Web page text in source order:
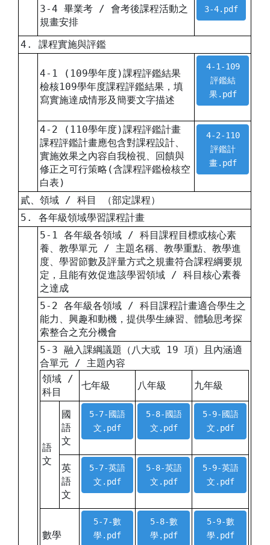
3-4 畢業考 / 會考後課程活動之
規畫安排
3-4.pdf
4. 課程實施與評鑑
4-1 (109學年度)課程評鑑結果
檢核109學年度課程評鑑結果，填
寫實施達成情形及簡要文字描述
4-1-109
評鑑結
果.pdf
4-2 (110學年度)課程評鑑計畫
課程評鑑計畫應包含對課程設計、
實施效果之內容自我檢視、回饋與
修正之可行策略(含課程評鑑檢核空
白表)
4-2-110
評鑑計
畫.pdf
貳、領域 / 科目 （部定課程）
5. 各年級領域學習課程計畫
5-1 各年級各領域 / 科目課程目標或核心素
養、教學單元 / 主題名稱、教學重點、教學進
度、學習節數及評量方式之規畫符合課程綱要規
定，且能有效促進該學習領域 / 科目核心素養
之達成
5-2 各年級各領域 / 科目課程計畫適合學生之
能力、興趣和動機，提供學生練習、體驗思考探
索整合之充分機會
5-3 融入課綱議題（八大或 19 項）且內涵適
合單元 / 主題內容
領域 /
科目
七年級 八年級 九年級
語
文
國
語
文
5-7-國語
文.pdf
5-8-國語
文.pdf
5-9-國語
文.pdf
英
語
文
5-7-英語
文.pdf
5-8-英語
文.pdf
5-9-英語
文.pdf
數學
5-7-數
學.pdf
5-8-數
學.pdf
5-9-數
學.pdf